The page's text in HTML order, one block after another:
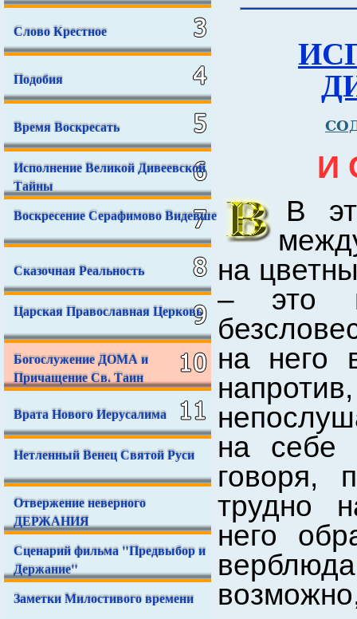
Слово Крестное
Подобия
Время Воскресать
Исполнение Великой Дивеевской
Тайны
Воскресение Серафимово Видевше
Сказочная Реальность
Царская Православная Церковь
Богослужение ДОМА и
Причащение Св. Таин
Врата Нового Иерусалима
Нетленный Венец Святой Руси
Отвержение неверного
ДЕРЖАНИЯ
Сценарий фильма "Предвыбор и
Держание"
Заметки Милостивого времени
И
В
на
– это
на него
на себе
говоря,
трудно
него